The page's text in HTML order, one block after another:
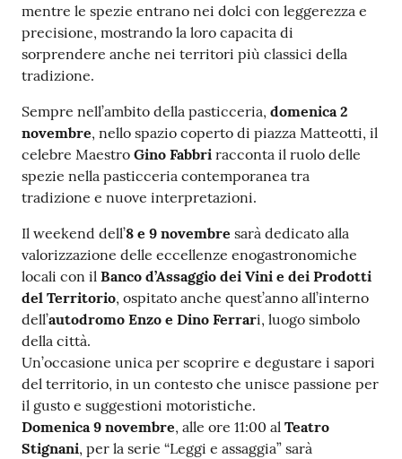
mentre le spezie entrano nei dolci con leggerezza e
precisione, mostrando la loro capacita di
sorprendere anche nei territori più classici della
tradizione.
Sempre nell’ambito della pasticceria, domenica 2
novembre, nello spazio coperto di piazza Matteotti, il
celebre Maestro Gino Fabbri racconta il ruolo delle
spezie nella pasticceria contemporanea tra
tradizione e nuove interpretazioni.
Il weekend dell’8 e 9 novembre sarà dedicato alla
valorizzazione delle eccellenze enogastronomiche
locali con il Banco d’Assaggio dei Vini e dei Prodotti
del Territorio, ospitato anche quest’anno all’interno
dell’autodromo Enzo e Dino Ferrari, luogo simbolo
della città.
Un’occasione unica per scoprire e degustare i sapori
del territorio, in un contesto che unisce passione per
il gusto e suggestioni motoristiche.
Domenica 9 novembre, alle ore 11:00 al Teatro
Stignani, per la serie “Leggi e assaggia” sarà